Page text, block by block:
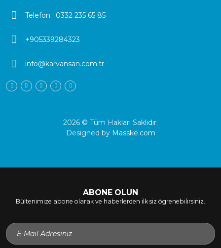
Telefon : 0332 235 65 85
+905339284323
info@karvansan.com.tr
2026 © Tüm Hakları Saklıdır.
Designed by Masske.com
ABONE OLUN
Bültenimize abone olarak ve haberlerden ilk siz ögrenebilirsiniz.